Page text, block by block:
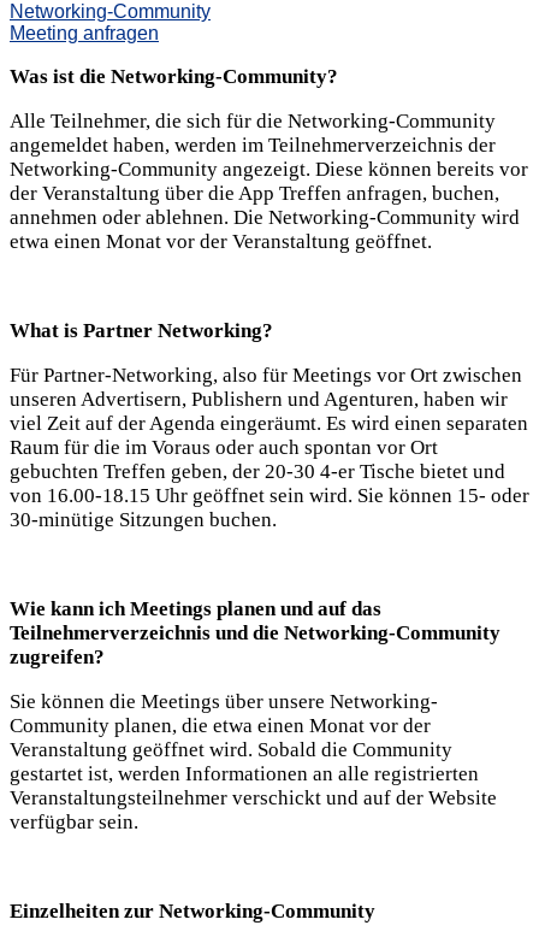
Networking-Community
Meeting anfragen
Was ist die Networking-Community?
Alle Teilnehmer, die sich für die Networking-Community
angemeldet haben, werden im Teilnehmerverzeichnis der
Networking-Community angezeigt. Diese können bereits vor
der Veranstaltung über die App Treffen anfragen, buchen,
annehmen oder ablehnen. Die Networking-Community wird
etwa einen Monat vor der Veranstaltung geöffnet.
What is Partner Networking?
Für Partner-Networking, also für Meetings vor Ort zwischen
unseren Advertisern, Publishern und Agenturen, haben wir
viel Zeit auf der Agenda eingeräumt. Es wird einen separaten
Raum für die im Voraus oder auch spontan vor Ort
gebuchten Treffen geben, der 20-30 4-er Tische bietet und
von 16.00-18.15 Uhr geöffnet sein wird. Sie können 15- oder
30-minütige Sitzungen buchen.
Wie kann ich Meetings planen und auf das
Teilnehmerverzeichnis und die Networking-Community
zugreifen?
Sie können die Meetings über unsere Networking-
Community planen, die etwa einen Monat vor der
Veranstaltung geöffnet wird. Sobald die Community
gestartet ist, werden Informationen an alle registrierten
Veranstaltungsteilnehmer verschickt und auf der Website
verfügbar sein.
Einzelheiten zur Networking-Community